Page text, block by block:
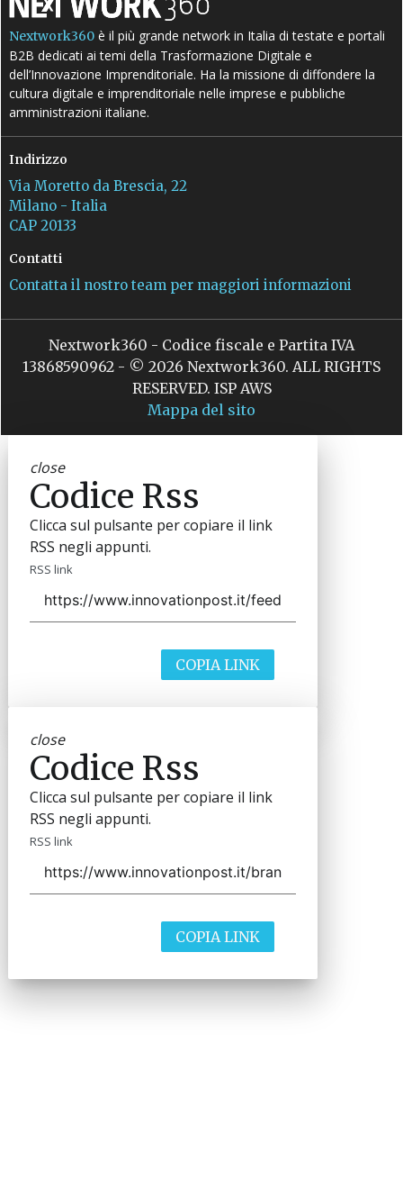
Nextwork360 è il più grande network in Italia di testate e portali
B2B dedicati ai temi della Trasformazione Digitale e
dell’Innovazione Imprenditoriale. Ha la missione di diffondere la
cultura digitale e imprenditoriale nelle imprese e pubbliche
amministrazioni italiane.
Indirizzo
Via Moretto da Brescia, 22
Milano - Italia
CAP 20133
Contatti
Contatta il nostro team per maggiori informazioni
Nextwork360 - Codice fiscale e Partita IVA
13868590962 - © 2026 Nextwork360. ALL RIGHTS
RESERVED. ISP AWS
Mappa del sito
close
Codice Rss
Clicca sul pulsante per copiare il link
RSS negli appunti.
RSS link
COPIA LINK
close
Codice Rss
Clicca sul pulsante per copiare il link
RSS negli appunti.
RSS link
COPIA LINK